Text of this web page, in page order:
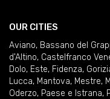
OUR CITIES
Aviano, Bassano del
d'Altino, Castelfranco
Dolo, Este, Fidenza,
Lucca, Mantova, Mestre,
Oderzo, Paese e Istrana,